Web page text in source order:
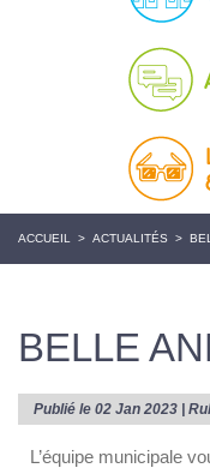
ACCUEIL > ACTUALITÉS >
BELLE
Publié le 02 Jan 2023 |
L’équipe municipale